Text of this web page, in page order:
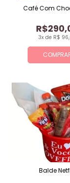
3x de R$
Café Com
Balde